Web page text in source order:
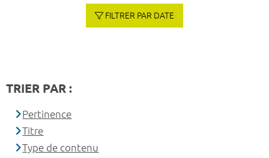
FILTRER PAR DATE
TRIER PAR :
Pertinence
Titre
Type de contenu